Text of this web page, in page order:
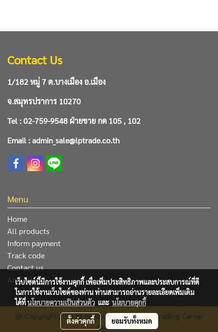
Contact Us
1/182 หมู่ 7 ต.บางเมือง อ.เมือง
จ.สมุทรปราการ 10270
Tel : 02-759-9548 ฝ่ายขาย กด 105 , 102
Email : admin_sale@lptrade.co.th
Menu
Home
All products
Inform payment
Track code
Contact us
About Us
@ Copyright 2019 All Rights Reserved. L&P Trading Center
Co.,Ltd.
เว็บไซต์นี้มีการใช้งานคุกกี้ เพื่อเพิ่มประสิทธิภาพและประสบการณ์ที่ดี
ในการใช้งานเว็บไซต์ของท่าน ท่านสามารถอ่านรายละเอียดเพิ่มเติม
ได้ที่นโยบายความเป็นส่วนตัว และ นโยบายคุกกี้
ตั้งค่าคุกกี้ ยอมรับทั้งหมด